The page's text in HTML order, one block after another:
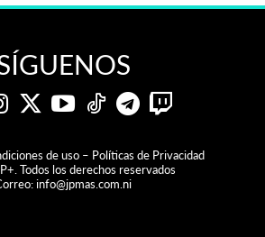
de uso – Políticas de Privacidad
Todos los derechos reservados
info@jpmas.com.ni